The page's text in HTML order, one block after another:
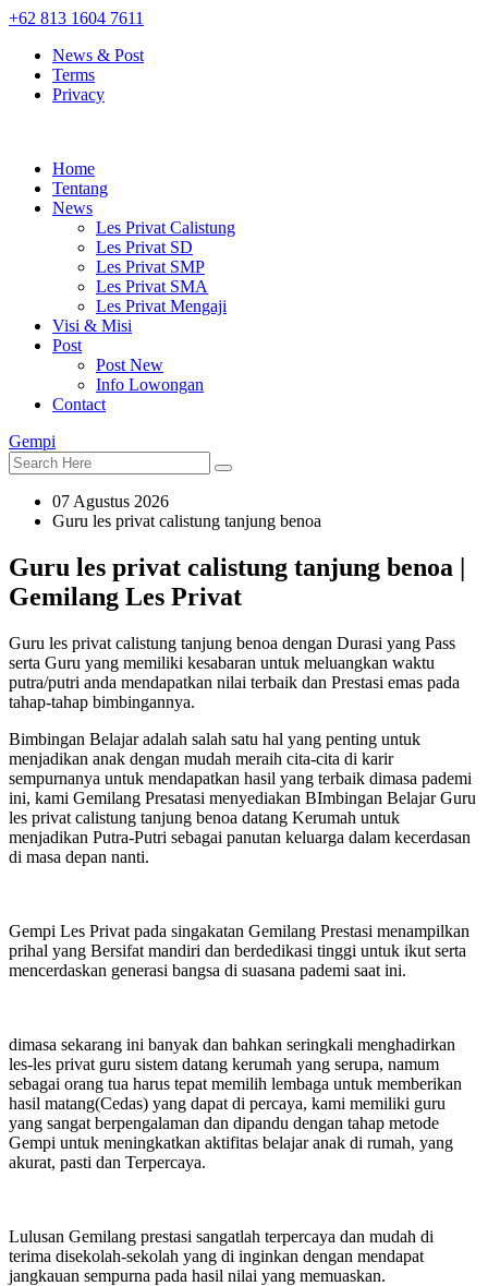
+62 813 1604 7611
News & Post
Terms
Privacy
Home
Tentang
News
Les Privat Calistung
Les Privat SD
Les Privat SMP
Les Privat SMA
Les Privat Mengaji
Visi & Misi
Post
Post New
Info Lowongan
Contact
Gempi
07 Agustus 2026
Guru les privat calistung tanjung benoa
Guru les privat calistung tanjung benoa |
Gemilang Les Privat
Guru les privat calistung tanjung benoa dengan Durasi yang Pass
serta Guru yang memiliki kesabaran untuk meluangkan waktu
putra/putri anda mendapatkan nilai terbaik dan Prestasi emas pada
tahap-tahap bimbingannya.
Bimbingan Belajar adalah salah satu hal yang penting untuk
menjadikan anak dengan mudah meraih cita-cita di karir
sempurnanya untuk mendapatkan hasil yang terbaik dimasa pademi
ini, kami Gemilang Presatasi menyediakan BImbingan Belajar Guru
les privat calistung tanjung benoa datang Kerumah untuk
menjadikan Putra-Putri sebagai panutan keluarga dalam kecerdasan
di masa depan nanti.
Gempi Les Privat pada singakatan Gemilang Prestasi menampilkan
prihal yang Bersifat mandiri dan berdedikasi tinggi untuk ikut serta
mencerdaskan generasi bangsa di suasana pademi saat ini.
dimasa sekarang ini banyak dan bahkan seringkali menghadirkan
les-les privat guru sistem datang kerumah yang serupa, namum
sebagai orang tua harus tepat memilih lembaga untuk memberikan
hasil matang(Cedas) yang dapat di percaya, kami memiliki guru
yang sangat berpengalaman dan dipandu dengan tahap metode
Gempi untuk meningkatkan aktifitas belajar anak di rumah, yang
akurat, pasti dan Terpercaya.
Lulusan Gemilang prestasi sangatlah terpercaya dan mudah di
terima disekolah-sekolah yang di inginkan dengan mendapat
jangkauan sempurna pada hasil nilai yang memuaskan.